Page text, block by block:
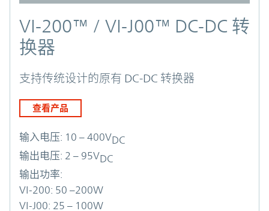
VI-200™ / VI-J00™ DC-DC 转
换器
支持传统设计的原有 DC-DC 转换器
查看产品
输入电压: 10 – 400VDC
输出电压: 2 – 95VDC
输出功率:
VI-200: 50 –200W
VI-J00: 25 – 100W